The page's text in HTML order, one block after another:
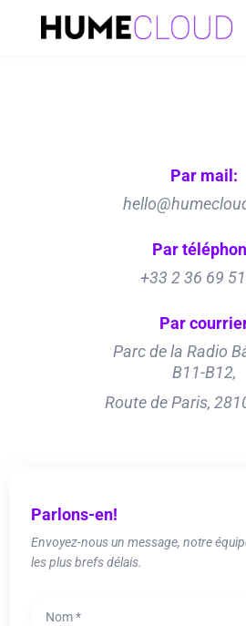
Par mail:
Par
+33 2 36 69
Par
Parc de la Radio
B11-B12,
Route de Paris,
Parlons-en!
Envoyez-nous un message, notre
les plus brefs délais.